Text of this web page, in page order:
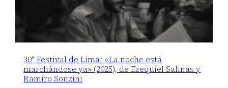
30° Festival de Lima: «La noche está
marchándose ya» (2025), de Ezequiel Salinas y
Ramiro Sonzini